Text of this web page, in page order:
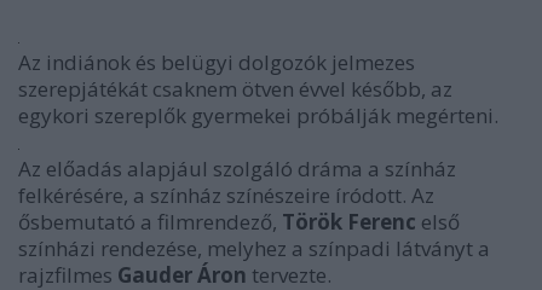
Az indiánok és belügyi dolgozók jelmezes
szerepjátékát csaknem ötven évvel később, az
egykori szereplők gyermekei próbálják megérteni.
Az előadás alapjául szolgáló dráma a színház
felkérésére, a színház színészeire íródott. Az
ősbemutató a filmrendező, Török Ferenc első
színházi rendezése, melyhez a színpadi látványt a
rajzfilmes Gauder Áron tervezte.